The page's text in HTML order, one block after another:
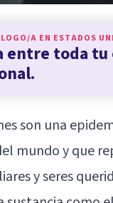
A EN ESTADOS
entre toda
son una
mundo y que
y seres